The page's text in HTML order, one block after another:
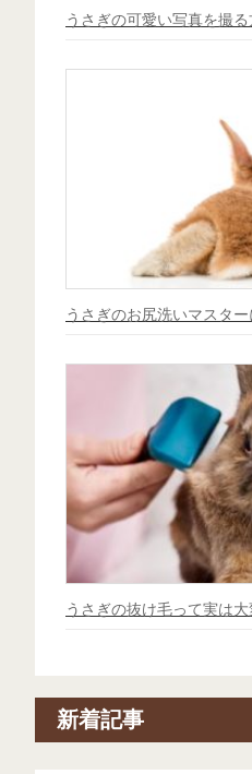
うさぎの可愛い写真を撮
うさぎのお尻洗いマスター
うさぎの抜け毛って実は大
新着記事